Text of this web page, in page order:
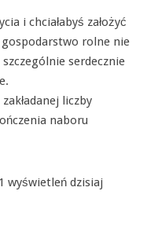
i chciałabyś założyć
gospodarstwo rolne nie
serdecznie
liczby
naboru
wyświetleń dzisiaj